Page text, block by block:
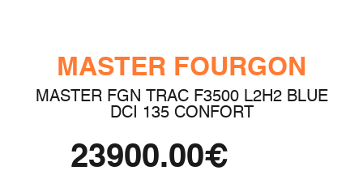
MASTER FOURGON
MASTER FGN TRAC F3500 L2H2 BLUE
DCI 135 CONFORT
23900.00€